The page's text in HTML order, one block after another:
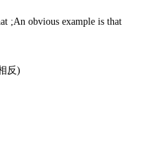
obvious example is that
反)